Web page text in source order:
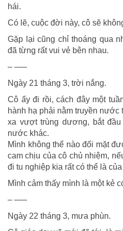
hái.
Có lẽ, cuộc đời này, cô sẽ
Gặp lại cũng chỉ thoáng qua
đã từng rất vui vẻ bên nhau.
– —–
Ngày 21 tháng 3, trời nắng.
Cô ấy đi rồi, cách đây một
hành hạ phải nằm truyền nước
xa vượt trùng dương, bắt
nước khác.
Mình không thể nào đối mặt
cam chịu của cô chủ nhiệm,
đi tu nghiệp kia rất có thể là của
Mình cảm thấy mình là một kẻ
– —–
Ngày 22 tháng 3, mưa phùn.